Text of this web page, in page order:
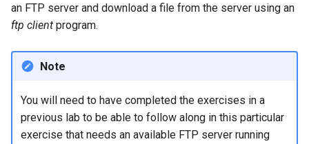
an FTP server and download a file from the server using an
ftp client program.
Note
You will need to have completed the exercises in a
previous lab to be able to follow along in this particular
exercise that needs an available FTP server running